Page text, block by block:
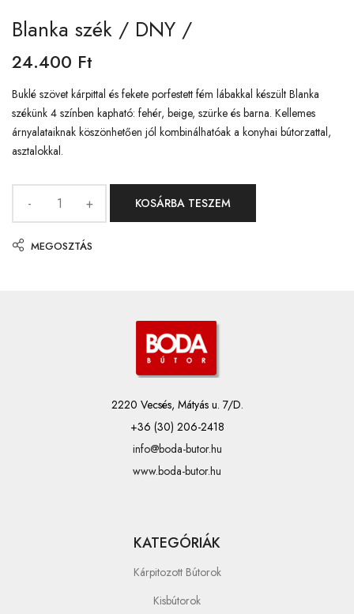
Blanka szék / DNY /
24.400 Ft
Buklé szövet kárpittal és fekete porfestett fém lábakkal készült Blanka
székünk 4 színben kapható: fehér, beige, szürke és barna. Kellemes
árnyalataiknak köszönhetően jól kombinálhatóak a konyhai bútorzattal,
asztalokkal.
KOSÁRBA TESZEM
MEGOSZTÁS
2220 Vecsés, Mátyás u. 7/D.
+36 (30) 206-2418
info@boda-butor.hu
www.boda-butor.hu
KATEGÓRIÁK
Kárpitozott Bútorok
Kisbútorok